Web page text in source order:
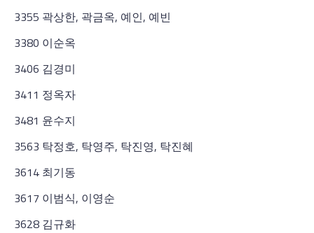
3355 곽상한, 곽금옥, 예인, 예빈
3380 이순옥
3406 김경미
3411 정옥자
3481 윤수지
3563 탁정호, 탁영주, 탁진영, 탁진혜
3614 최기동
3617 이범식, 이영순
3628 김규화